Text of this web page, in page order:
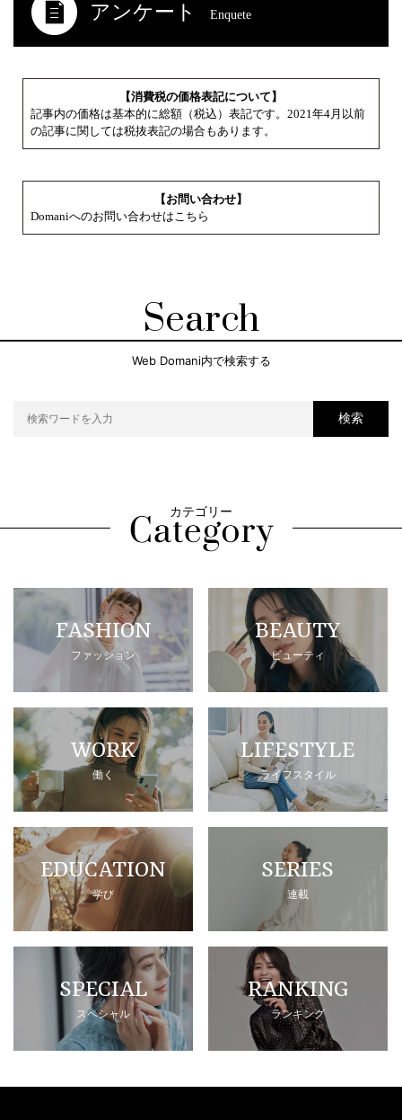
アンケート Enquete
【消費税の価格表記について】
記事内の価格は基本的に総額（税込）表記です。2021年4月以前
の記事に関しては税抜表記の場合もあります。
【お問い合わせ】
Domaniへのお問い合わせはこちら
Search
Web Domani内で検索する
検索
カテゴリー
FASHION
ファッション
BEAUTY
ビューティ
WORK
働く
LIFESTYLE
ライフスタイル
EDUCATION
学び
SERIES
連載
SPECIAL
スペシャル
RANKING
ランキング